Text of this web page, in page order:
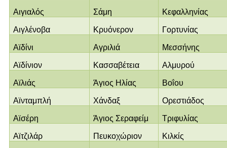
Αιγιαλός Σάμη Κεφαλληνίας
Αιγλένοβα Κρυόνερον Γορτυνίας
Αϊδίνι Αγριλιά Μεσσήνης
Αϊδίνιον Κασσαβέτεια Αλμυρού
Αϊλιάς Άγιος Ηλίας Βοΐου
Αϊνταμπλή Χάνδαξ Ορεστιάδος
Αϊσέρη Άγιος Σεραφείμ Τριφυλίας
Αϊτζιλάρ Πευκοχώριον Κιλκίς